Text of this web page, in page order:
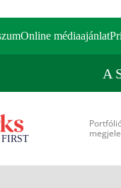
Online médiaajánlat
A